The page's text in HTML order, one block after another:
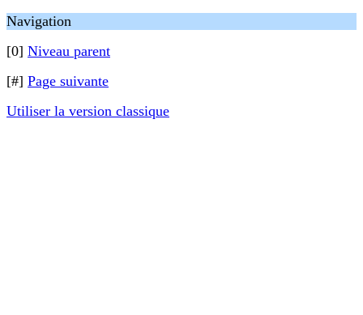
Navigation
[0] Niveau parent
[#] Page suivante
Utiliser la version classique